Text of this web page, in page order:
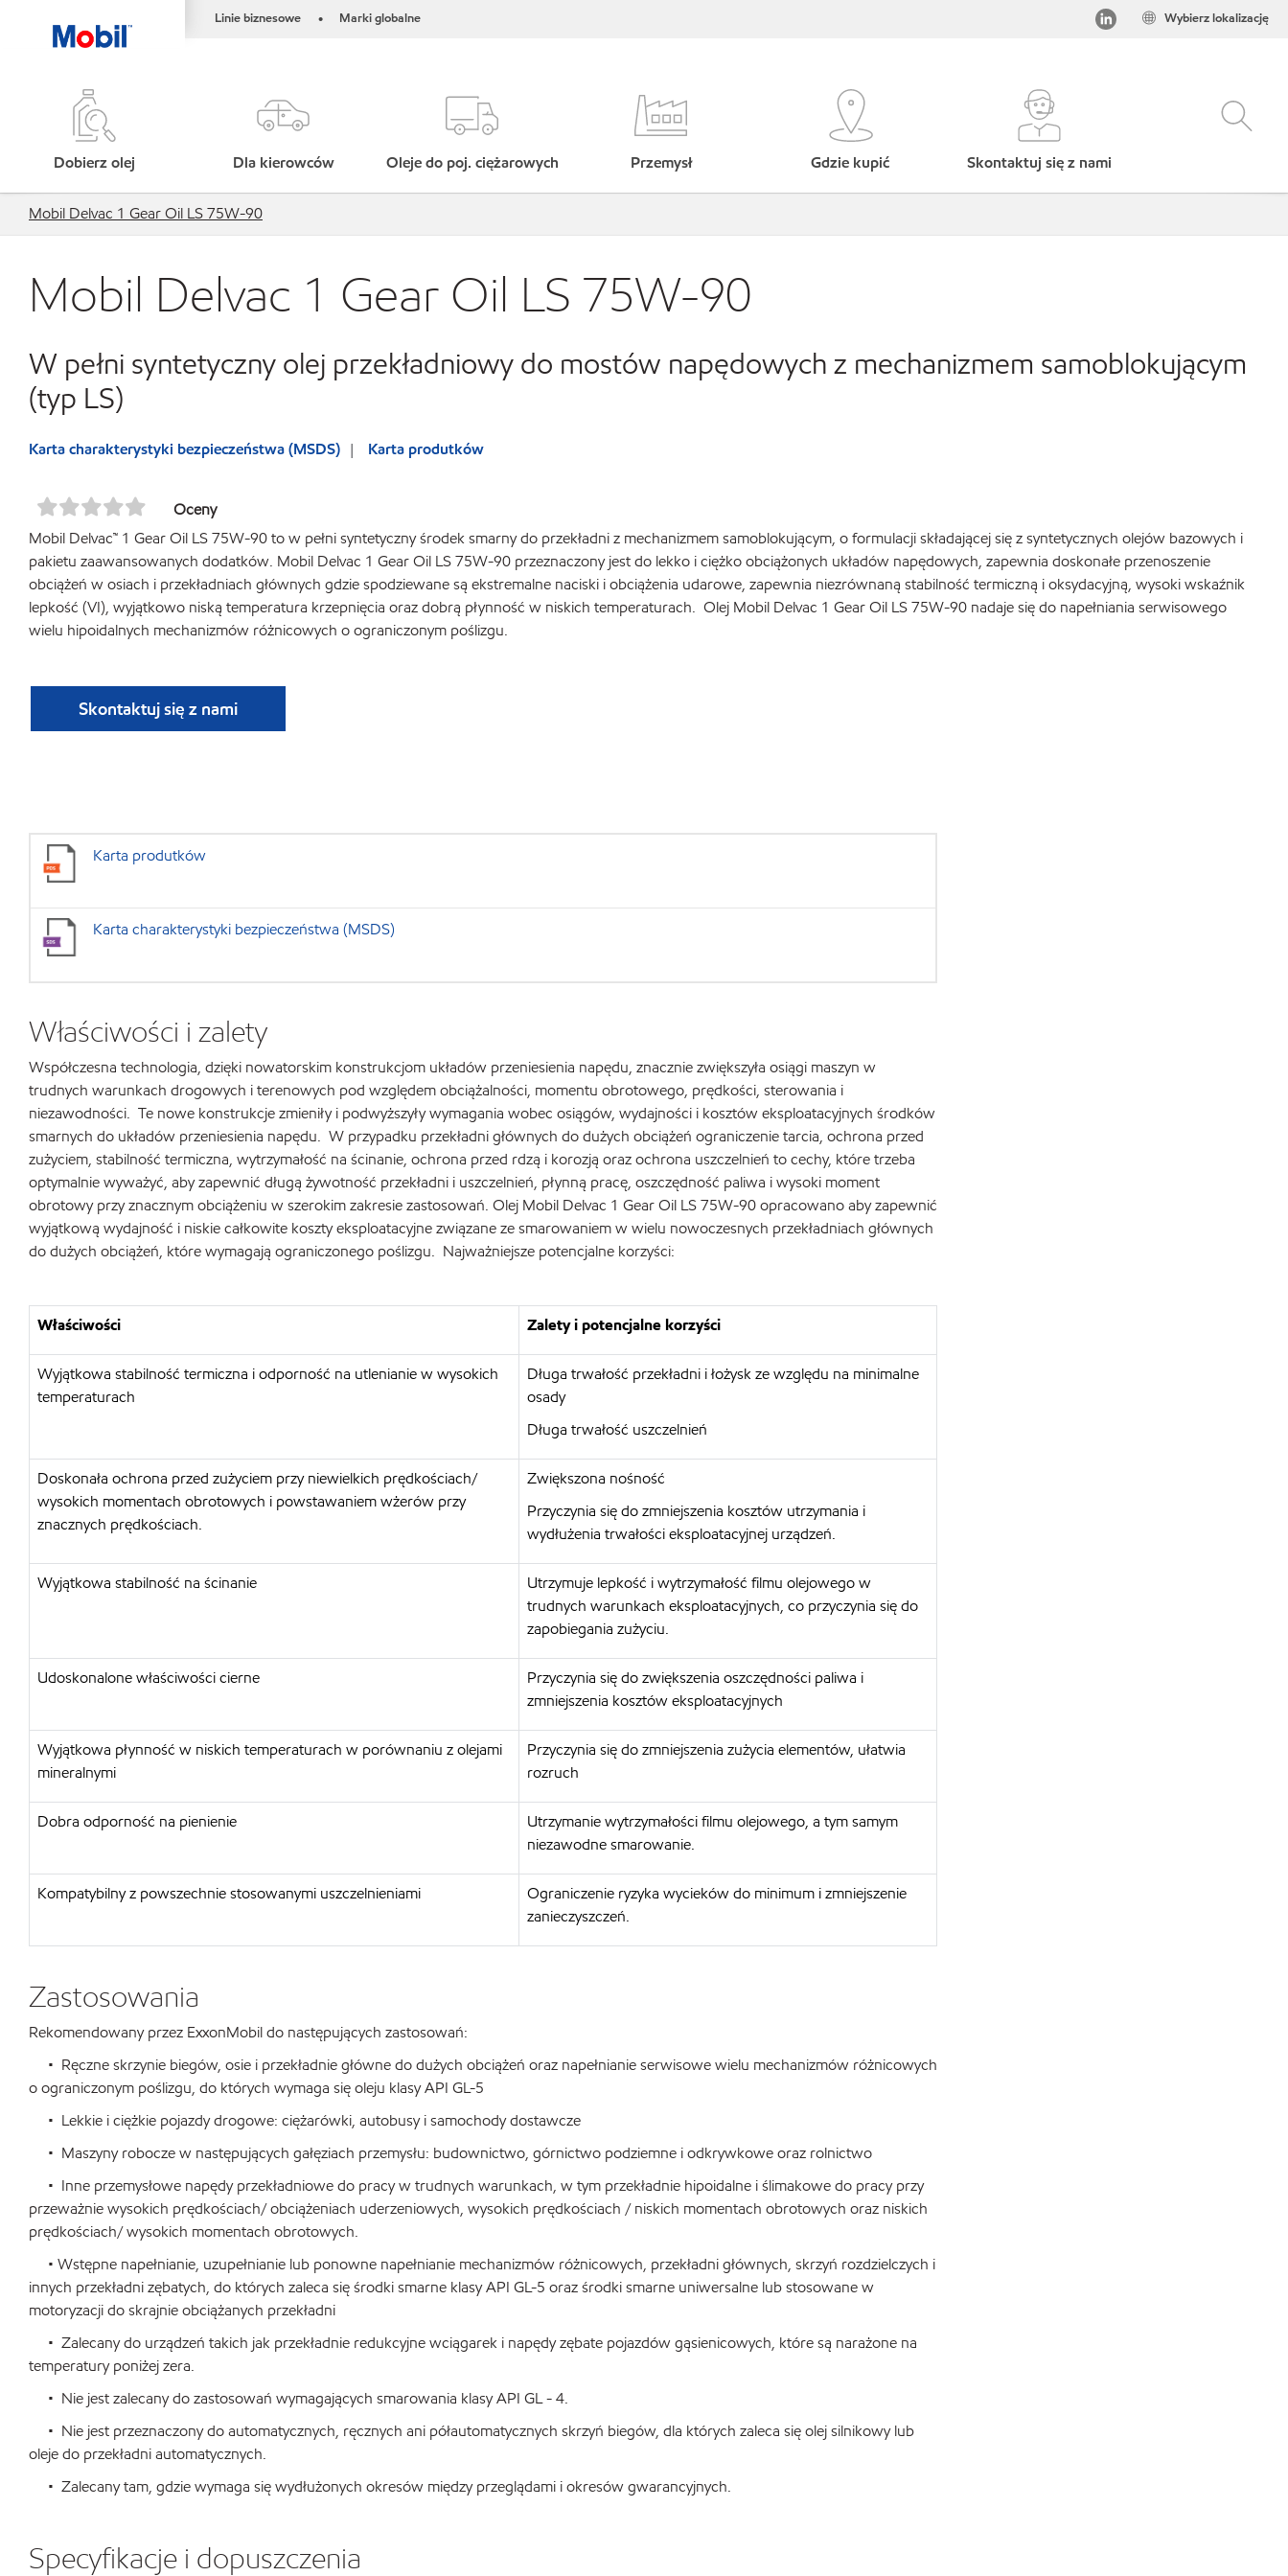
Linie biznesowe • Marki globalne Wybierz lokalizację
Dobierz olej Dla kierowców Oleje do poj. ciężarowych Przemysł Gdzie kupić Skontaktuj się z nami
Mobil Delvac 1 Gear Oil LS 75W-90
Mobil Delvac 1 Gear Oil LS 75W-90
W pełni syntetyczny olej przekładniowy do mostów napędowych z mechanizmem samoblokującym
(typ LS)
Karta charakterystyki bezpieczeństwa (MSDS) Karta produtków
Oceny
Mobil Delvac™ 1 Gear Oil LS 75W-90 to w pełni syntetyczny środek smarny do przekładni z mechanizmem samoblokującym, o formulacji składającej się z syntetycznych olejów bazowych i
pakietu zaawansowanych dodatków. Mobil Delvac 1 Gear Oil LS 75W-90 przeznaczony jest do lekko i ciężko obciążonych układów napędowych, zapewnia doskonałe przenoszenie
obciążeń w osiach i przekładniach głównych gdzie spodziewane są ekstremalne naciski i obciążenia udarowe, zapewnia niezrównaną stabilność termiczną i oksydacyjną, wysoki wskaźnik
lepkość (VI), wyjątkowo niską temperatura krzepnięcia oraz dobrą płynność w niskich temperaturach. Olej Mobil Delvac 1 Gear Oil LS 75W-90 nadaje się do napełniania serwisowego
wielu hipoidalnych mechanizmów różnicowych o ograniczonym poślizgu.
Skontaktuj się z nami
Karta produtków
Karta charakterystyki bezpieczeństwa (MSDS)
Właściwości i zalety
Współczesna technologia, dzięki nowatorskim konstrukcjom układów przeniesienia napędu, znacznie zwiększyła osiągi maszyn w
trudnych warunkach drogowych i terenowych pod względem obciążalności, momentu obrotowego, prędkości, sterowania i
niezawodności. Te nowe konstrukcje zmieniły i podwyższyły wymagania wobec osiągów, wydajności i kosztów eksploatacyjnych środków
smarnych do układów przeniesienia napędu. W przypadku przekładni głównych do dużych obciążeń ograniczenie tarcia, ochrona przed
zużyciem, stabilność termiczna, wytrzymałość na ścinanie, ochrona przed rdzą i korozją oraz ochrona uszczelnień to cechy, które trzeba
optymalnie wyważyć, aby zapewnić długą żywotność przekładni i uszczelnień, płynną pracę, oszczędność paliwa i wysoki moment
obrotowy przy znacznym obciążeniu w szerokim zakresie zastosowań. Olej Mobil Delvac 1 Gear Oil LS 75W-90 opracowano aby zapewnić
wyjątkową wydajność i niskie całkowite koszty eksploatacyjne związane ze smarowaniem w wielu nowoczesnych przekładniach głównych
do dużych obciążeń, które wymagają ograniczonego poślizgu. Najważniejsze potencjalne korzyści:
Właściwości Zalety i potencjalne korzyści
Wyjątkowa stabilność termiczna i odporność na utlenianie w wysokich
temperaturach
Długa trwałość przekładni i łożysk ze względu na minimalne
osady
Długa trwałość uszczelnień
Doskonała ochrona przed zużyciem przy niewielkich prędkościach/
wysokich momentach obrotowych i powstawaniem wżerów przy
znacznych prędkościach.
Zwiększona nośność
Przyczynia się do zmniejszenia kosztów utrzymania i
wydłużenia trwałości eksploatacyjnej urządzeń.
Wyjątkowa stabilność na ścinanie
Utrzymuje lepkość i wytrzymałość filmu olejowego w
trudnych warunkach eksploatacyjnych, co przyczynia się do
zapobiegania zużyciu.
Udoskonalone właściwości cierne
Przyczynia się do zwiększenia oszczędności paliwa i
zmniejszenia kosztów eksploatacyjnych
Wyjątkowa płynność w niskich temperaturach w porównaniu z olejami
mineralnymi
Przyczynia się do zmniejszenia zużycia elementów, ułatwia
rozruch
Dobra odporność na pienienie
Utrzymanie wytrzymałości filmu olejowego, a tym samym
niezawodne smarowanie.
Kompatybilny z powszechnie stosowanymi uszczelnieniami
Ograniczenie ryzyka wycieków do minimum i zmniejszenie
zanieczyszczeń.
Zastosowania
Rekomendowany przez ExxonMobil do następujących zastosowań:
• Ręczne skrzynie biegów, osie i przekładnie główne do dużych obciążeń oraz napełnianie serwisowe wielu mechanizmów różnicowych
o ograniczonym poślizgu, do których wymaga się oleju klasy API GL-5
• Lekkie i ciężkie pojazdy drogowe: ciężarówki, autobusy i samochody dostawcze
• Maszyny robocze w następujących gałęziach przemysłu: budownictwo, górnictwo podziemne i odkrywkowe oraz rolnictwo
• Inne przemysłowe napędy przekładniowe do pracy w trudnych warunkach, w tym przekładnie hipoidalne i ślimakowe do pracy przy
przeważnie wysokich prędkościach/ obciążeniach uderzeniowych, wysokich prędkościach / niskich momentach obrotowych oraz niskich
prędkościach/ wysokich momentach obrotowych.
• Wstępne napełnianie, uzupełnianie lub ponowne napełnianie mechanizmów różnicowych, przekładni głównych, skrzyń rozdzielczych i
innych przekładni zębatych, do których zaleca się środki smarne klasy API GL-5 oraz środki smarne uniwersalne lub stosowane w
motoryzacji do skrajnie obciążanych przekładni
• Zalecany do urządzeń takich jak przekładnie redukcyjne wciągarek i napędy zębate pojazdów gąsienicowych, które są narażone na
temperatury poniżej zera.
• Nie jest zalecany do zastosowań wymagających smarowania klasy API GL - 4.
• Nie jest przeznaczony do automatycznych, ręcznych ani półautomatycznych skrzyń biegów, dla których zaleca się olej silnikowy lub
oleje do przekładni automatycznych.
• Zalecany tam, gdzie wymaga się wydłużonych okresów między przeglądami i okresów gwarancyjnych.
Specyfikacje i dopuszczenia